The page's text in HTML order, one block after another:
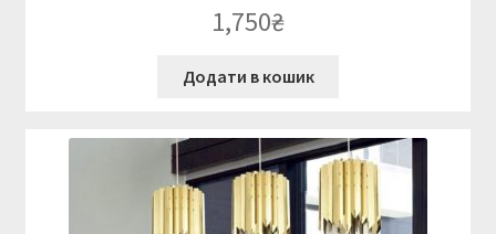
1,750₴
Додати в кошик